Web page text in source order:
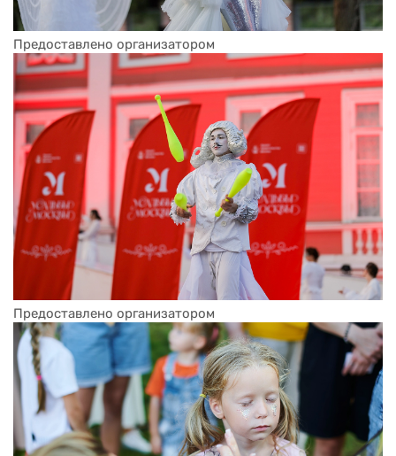
Предоставлено организатором
Предоставлено организатором